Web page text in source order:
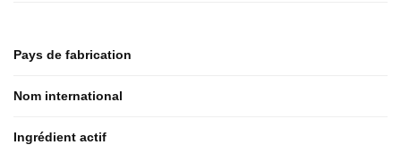
Pays de fabrication
Nom international
Ingrédient actif